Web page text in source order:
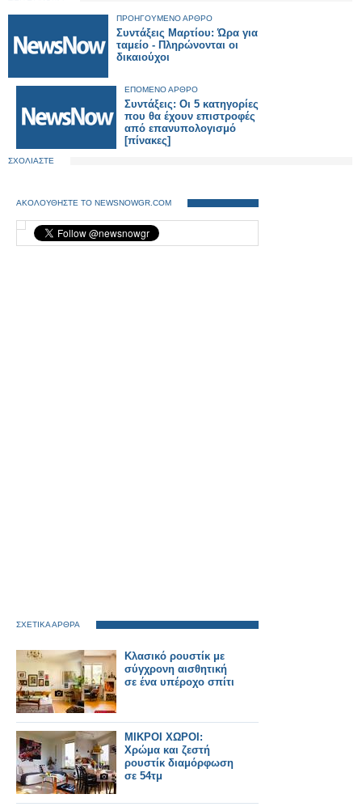
ΠΡΟΗΓΟΥΜΕΝΟ ΑΡΘΡΟ
Συντάξεις Μαρτίου: Ώρα για
ταμείο - Πληρώνονται οι
δικαιούχοι
ΕΠΟΜΕΝΟ ΑΡΘΡΟ
Συντάξεις: Οι 5 κατηγορίες
που θα έχουν επιστροφές
από επανυπολογισμό
[πίνακες]
ΣΧΟΛΙΑΣΤΕ
ΑΚΟΛΟΥΘΗΣΤΕ ΤΟ NEWSNOWGR.COM
ΣΧΕΤΙΚΑ ΑΡΘΡΑ
Κλασικό ρουστίκ με
σύγχρονη αισθητική
σε ένα υπέροχο σπίτι
ΜΙΚΡΟΙ ΧΩΡΟΙ:
Χρώμα και ζεστή
ρουστίκ διαμόρφωση
σε 54τμ